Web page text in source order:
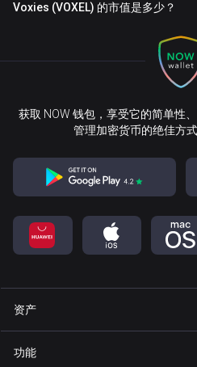
Voxies (VOXEL) 的市值是多少？
获取 NOW 钱包，享受它的简单性
管理加密货币的绝佳方
资产
功能